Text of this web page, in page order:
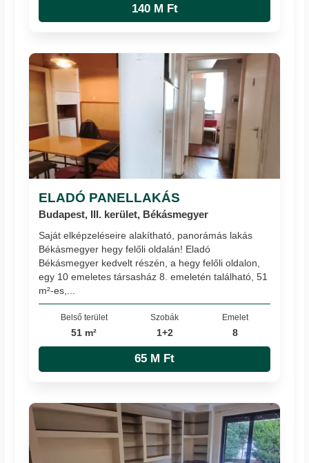
140 M Ft
ELADÓ PANELLAKÁS
Budapest, III. kerület, Békásmegyer
Saját elképzeléseire alakítható, panorámás lakás
Békásmegyer hegy felőli oldalán! Eladó
Békásmegyer kedvelt részén, a hegy felőli oldalon,
egy 10 emeletes társasház 8. emeletén található, 51
m²-es,...
Belső terület
51 m²
Szobák
1+2
Emelet
8
65 M Ft